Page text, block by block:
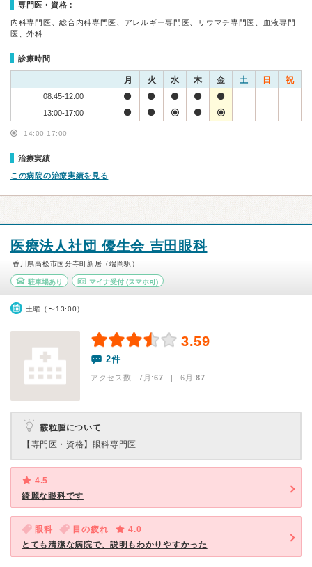
専門医・資格：
内科専門医、総合内科専門医、アレルギー専門医、リウマチ専門医、血液専門
医、外科…
診療時間
月 火 水 木 金 土 日 祝
08:45-12:00
13:00-17:00
14:00-17:00
治療実績
この病院の治療実績を見る
医療法人社団 優生会 吉田眼科
香川県高松市国分寺町新居（端岡駅）
駐車場あり マイナ受付(スマホ可)
土曜（〜13:00）
3.59
2件
アクセス数 7月:67 | 6月:87
霰粒腫について
【専門医・資格】 眼科専門医
4.5
綺麗な眼科です
眼科 目の疲れ
4.0
とても清潔な病院で、説明もわかりやすかった